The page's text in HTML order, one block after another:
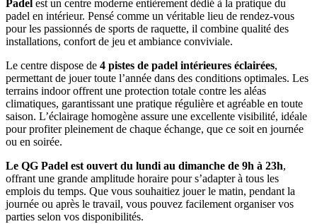
Padel est un centre moderne entièrement dédié à la pratique du
padel en intérieur. Pensé comme un véritable lieu de rendez-vous
pour les passionnés de sports de raquette, il combine qualité des
installations, confort de jeu et ambiance conviviale.
Le centre dispose de 4 pistes de padel intérieures éclairées,
permettant de jouer toute l’année dans des conditions optimales. Les
terrains indoor offrent une protection totale contre les aléas
climatiques, garantissant une pratique régulière et agréable en toute
saison. L’éclairage homogène assure une excellente visibilité, idéale
pour profiter pleinement de chaque échange, que ce soit en journée
ou en soirée.
Le QG Padel est ouvert du lundi au dimanche de 9h à 23h,
offrant une grande amplitude horaire pour s’adapter à tous les
emplois du temps. Que vous souhaitiez jouer le matin, pendant la
journée ou après le travail, vous pouvez facilement organiser vos
parties selon vos disponibilités.